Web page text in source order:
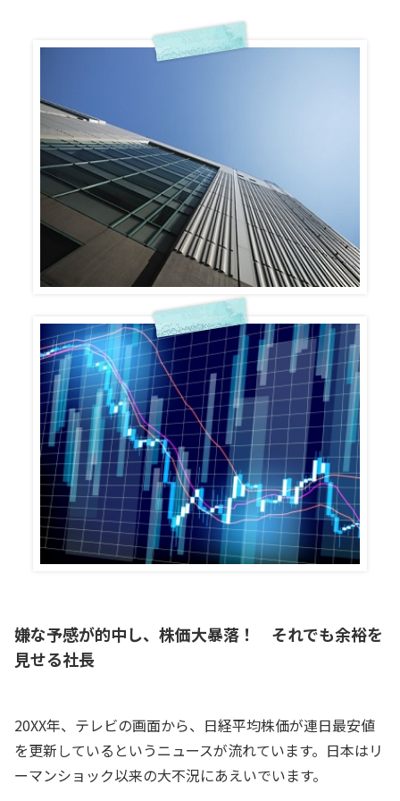
嫌な予感が的中し、株価大暴落！ それでも余裕を
見せる社長
20XX年、テレビの画面から、日経平均株価が連日最安値
を更新しているというニュースが流れています。日本はリ
ーマンショック以来の大不況にあえいでいます。